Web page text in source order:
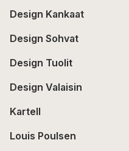
Design Kankaat
Design Sohvat
Design Tuolit
Design Valaisin
Kartell
Louis Poulsen